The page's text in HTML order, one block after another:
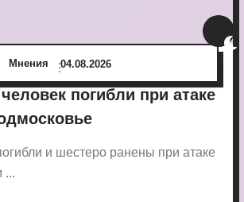
Мнения 04.08.2026
погибли при атаке
и шестеро ранены при атаке
...